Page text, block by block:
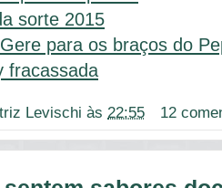
sorte 2015
para os braços do
fracassada
Levischi às 22:55 12